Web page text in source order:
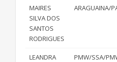
MAIRES
SILVA DOS
SANTOS
RODRIGUES
ARAGUAINA/
LEANDRA
PMW/SSA/